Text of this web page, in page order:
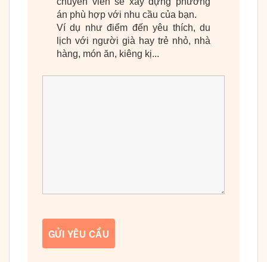
án phù hợp với nhu cầu của bạn.
Ví dụ như điểm đến yêu thích, du
lịch với người già hay trẻ nhỏ, nhà
hàng, món ăn, kiêng kị...